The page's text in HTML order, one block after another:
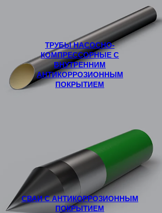
ТРУБЫ НАСОСНО-
КОМПРЕССОРНЫЕ С
ВНУТРЕННИМ
АНТИКОРРОЗИОННЫМ
ПОКРЫТИЕМ
СВАИ С АНТИКОРРОЗИОННЫМ
ПОКРЫТИЕМ